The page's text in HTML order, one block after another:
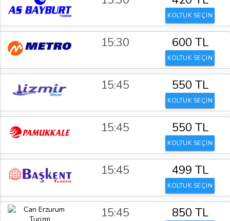
KOLTUK SEÇİN
15:30 600 TL
KOLTUK SEÇİN
15:45 550 TL
KOLTUK SEÇİN
15:45 550 TL
KOLTUK SEÇİN
15:45 499 TL
KOLTUK SEÇİN
15:45 850 TL